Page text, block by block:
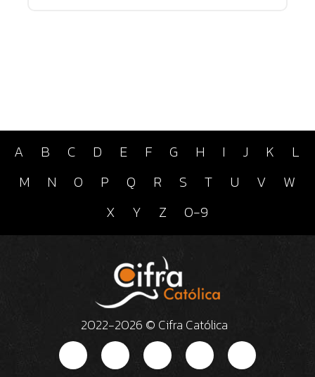
A B C D E F G H I J K
L
M
N O P Q R S T U V
W
X
Y Z 0-9
2022-2026 © Cifra Católica